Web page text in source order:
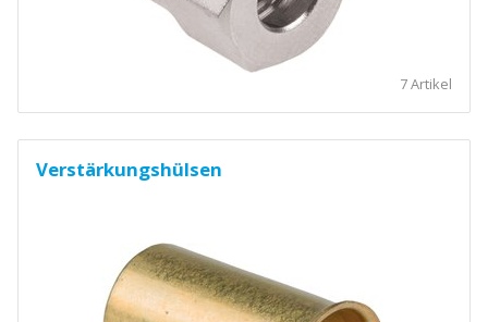
7 Artikel
Verstärkungshülsen